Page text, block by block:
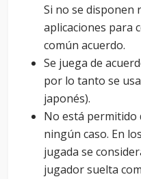
Si no se disponen
aplicaciones para
común acuerdo.
Se juega de
por lo tanto se
japonés).
No está permitido
ningún caso. En
jugada se
jugador suelta